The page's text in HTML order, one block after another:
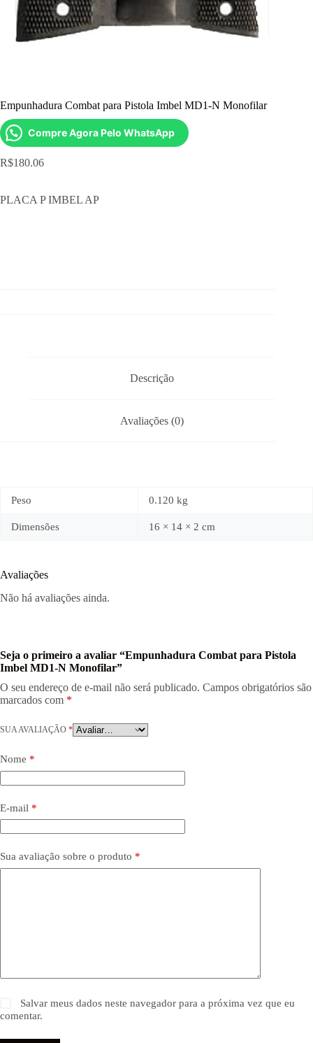
Empunhadura Combat para Pistola Imbel MD1-N Monofilar
Compre Agora Pelo WhatsApp
R$180.06
PLACA P IMBEL AP
Descrição
Avaliações (0)
Peso 0.120 kg
Dimensões 16 × 14 × 2 cm
Avaliações
Não há avaliações ainda.
Seja o primeiro a avaliar “Empunhadura Combat para Pistola
Imbel MD1-N Monofilar”
O seu endereço de e-mail não será publicado. Campos obrigatórios são
marcados com *
SUA AVALIAÇÃO *
Nome *
E-mail *
Sua avaliação sobre o produto *
Salvar meus dados neste navegador para a próxima vez que eu
comentar.